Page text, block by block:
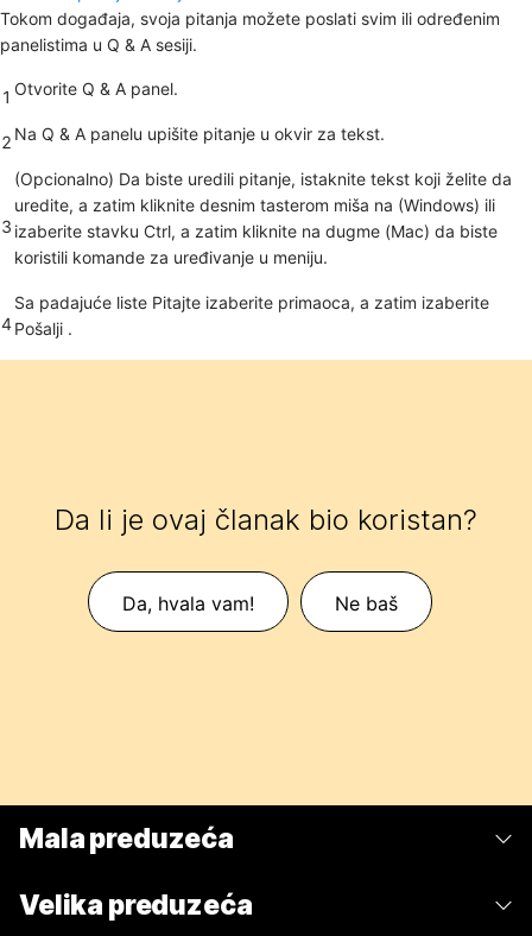
Tokom događaja, svoja pitanja možete poslati svim ili određenim
panelistima u Q & A sesiji.
1 Otvorite Q & A panel.
2 Na Q & A panelu upišite pitanje u okvir za tekst.
3
(Opcionalno) Da biste uredili pitanje, istaknite tekst koji želite da
uredite, a zatim kliknite desnim tasterom miša na (Windows) ili
izaberite stavku Ctrl, a zatim kliknite na dugme (Mac) da biste
koristili komande za uređivanje u meniju.
4
Sa padajuće liste Pitajte izaberite primaoca, a zatim izaberite
Pošalji .
Da li je ovaj članak bio koristan?
Da, hvala vam! Ne baš
Mala preduzeća
Velika preduzeća